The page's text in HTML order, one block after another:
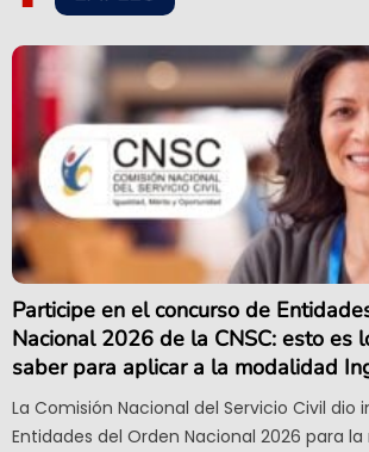
Participe en el concurso de
Nacional 2026 de la CNSC: esto es
saber para aplicar a la modalidad
La Comisión Nacional del Servicio Civil dio
Entidades del Orden Nacional 2026 para